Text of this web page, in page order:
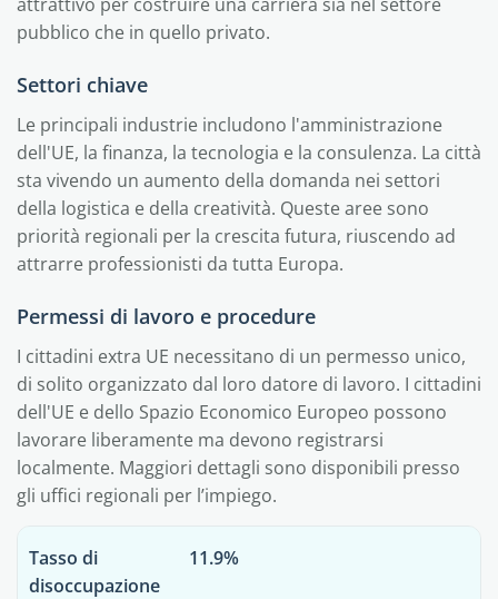
pubblico che in quello privato.
Settori chiave
Le principali industrie includono l'amministrazione
dell'UE, la finanza, la tecnologia e la consulenza. La città
sta vivendo un aumento della domanda nei settori
della logistica e della creatività. Queste aree sono
priorità regionali per la crescita futura, riuscendo ad
attrarre professionisti da tutta Europa.
Permessi di lavoro e procedure
I cittadini extra UE necessitano di un permesso unico,
di solito organizzato dal loro datore di lavoro. I cittadini
dell'UE e dello Spazio Economico Europeo possono
lavorare liberamente ma devono registrarsi
localmente. Maggiori dettagli sono disponibili presso
gli uffici regionali per l’impiego.
Tasso di
disoccupazione
11.9%